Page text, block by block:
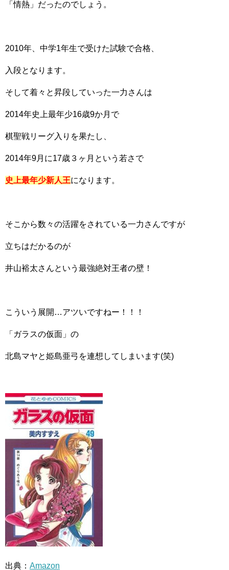
「情熱」だったのでしょう。
2010年、中学1年生で受けた試験で合格、
入段となります。
そして着々と昇段していった一力さんは
2014年史上最年少16歳9か月で
棋聖戦リーグ入りを果たし、
2014年9月に17歳３ヶ月という若さで
史上最年少新人王になります。
そこから数々の活躍をされている一力さんですが
立ちはだかるのが
井山裕太さんという最強絶対王者の壁！
こういう展開…アツいですねー！！！
「ガラスの仮面」の
北島マヤと姫島亜弓を連想してしまいます(笑)
出典： Amazon